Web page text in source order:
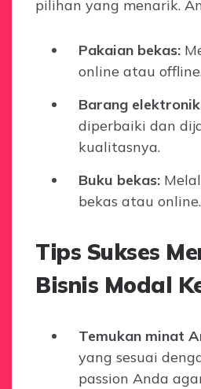
pilihan yang menarik.
Pakaian bekas:
online atau
Barang
diperbaiki dan
kualitasnya.
Buku bekas:
bekas atau online.
Tips Sukses
Bisnis Modal
Temukan minat
yang sesuai
passion Anda